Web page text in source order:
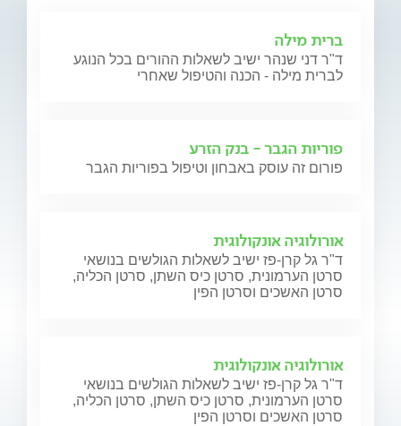
ברית מילה
ד"ר דני שנהר ישיב לשאלות ההורים בכל הנוגע
לברית מילה - הכנה והטיפול שאחרי
פוריות הגבר - בנק הזרע
פורום זה עוסק באבחון וטיפול בפוריות הגבר
אורולוגיה אונקולוגית
ד"ר גל קרן-פז ישיב לשאלות הגולשים בנושאי
סרטן הערמונית, סרטן כיס השתן, סרטן הכליה,
סרטן האשכים וסרטן הפין
אורולוגיה אונקולוגית
ד"ר גל קרן-פז ישיב לשאלות הגולשים בנושאי
סרטן הערמונית, סרטן כיס השתן, סרטן הכליה,
סרטן האשכים וסרטן הפין